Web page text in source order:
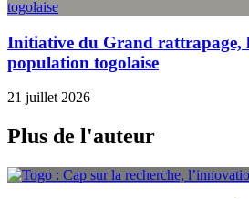
Initiative du Grand rattrapage,
population togolaise
21 juillet 2026
Plus de l'auteur